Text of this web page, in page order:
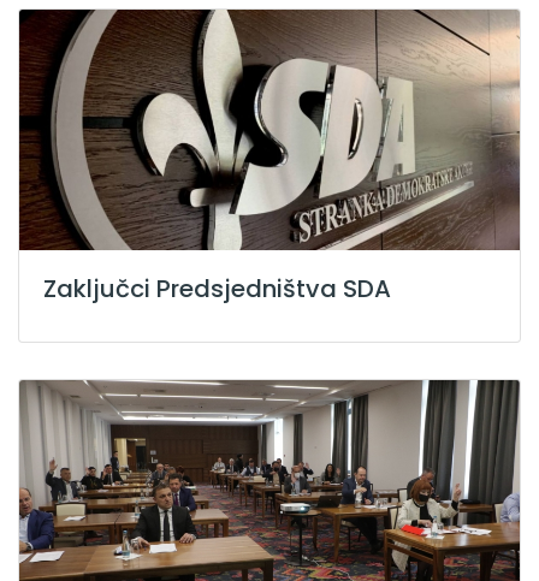
Zaključci Predsjedništva SDA